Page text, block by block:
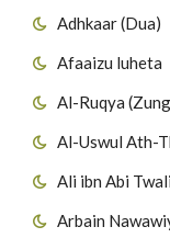
Adhkaar (Dua)
Afaaizu luheta
Al-Ruqya
Al-Uswul Ath-
Ali ibn Abi
Arbain